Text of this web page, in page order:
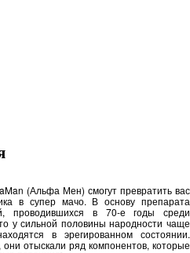
(Альфа Мен) смогут превратить вас
в супер мачо. В основу препарата
проводившихся в 70-е годы среди
у сильной половины народности чаще
в эрегированном состоянии.
отыскали ряд компонентов, которые